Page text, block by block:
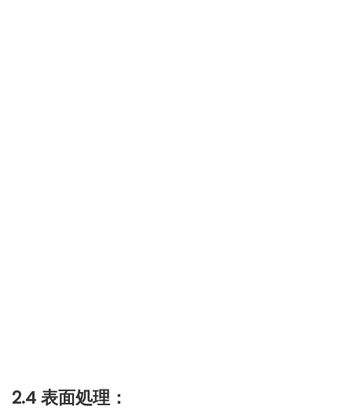
2.4 表面処理：